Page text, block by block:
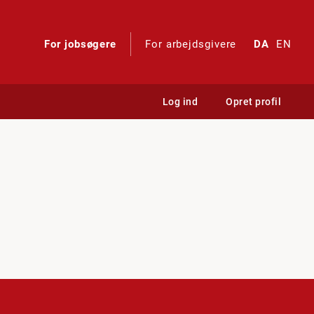
For jobsøgere For arbejdsgivere DA EN
Log ind Opret profil